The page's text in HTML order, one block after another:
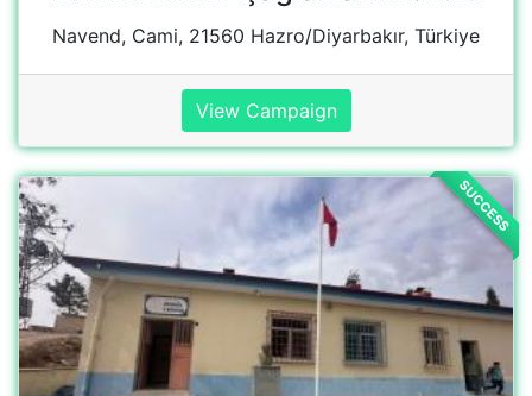
Kömağıl İlkokulu
Meydan, Gaziantep - Şanlıurfa Yolu, 63400
Birecik/Şanlıurfa, Türkiye
View Campaign